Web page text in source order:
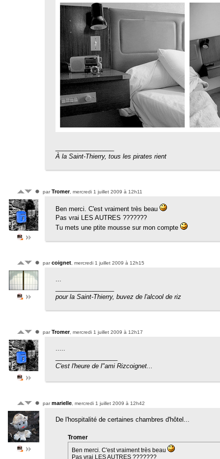
À la Saint-Thierry, tous les pirates rient
parTromer, mercredi 1 juillet 2009 à 12h11
Ben merci. C'est vraiment très beau
Pas vrai LES AUTRES ???????
Tu mets une ptite mousse sur mon compte
parcoignet , mercredi 1 juillet 2009 à 12h15
...
pour la Saint-Thierry, buvez de l'alcool de riz
parTromer, mercredi 1 juillet 2009 à 12h17
.....
C'est l'heure de l"ami Rizcoignet...
parmarielle , mercredi 1 juillet 2009 à 12h42
De l'hospitalité de certaines chambres d'hôtel...
Tromer
Ben merci. C'est vraiment très beau
Pas vrai LES AUTRES ???????